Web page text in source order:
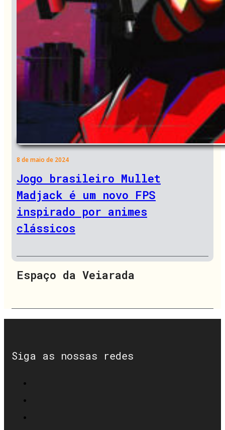
8 de maio de 2024
Jogo brasileiro Mullet
Madjack é um novo FPS
inspirado por animes
clássicos
Espaço da Veiarada
Siga as nossas redes